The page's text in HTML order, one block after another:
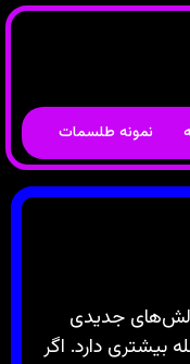
نمونه طلسمات
جدیدی
بیشتری دارد. اگر